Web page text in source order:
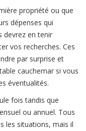
propriété ou que
dépenses qui
devrez en tenir
vos recherches. Ces
par surprise et
cauchemar si vous
éventualités.
fois tandis que
ou annuel. Tous
les situations, mais il